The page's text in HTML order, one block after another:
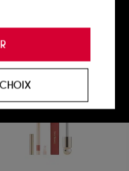
et
des
qui
adaptées à
:
ils sont
susceptible
y compris sur des
CHOIX